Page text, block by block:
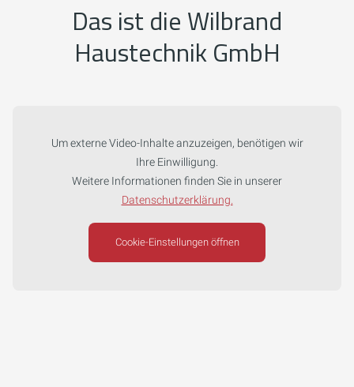
Das ist die Wilbrand
Haustechnik GmbH
Um externe Video-Inhalte anzuzeigen, benötigen wir
Ihre Einwilligung.
Weitere Informationen finden Sie in unserer
Datenschutzerklärung.
Cookie-Einstellungen öffnen